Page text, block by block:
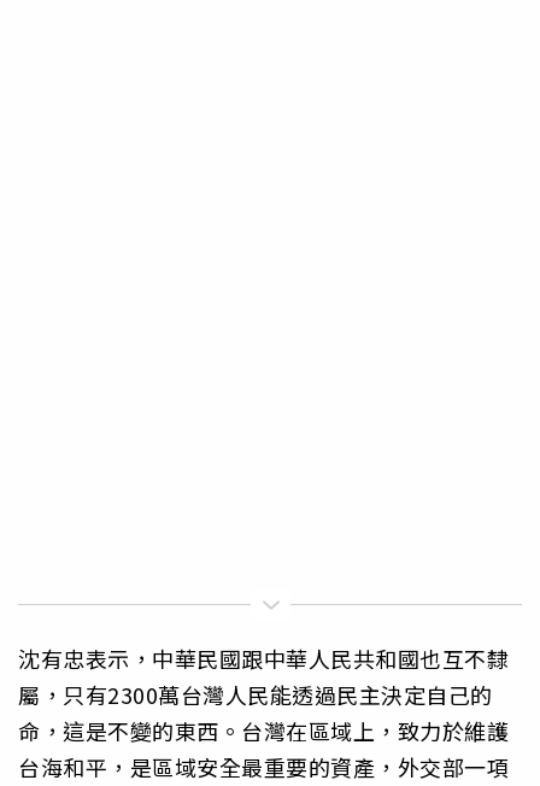
沈有忠表示，中華民國跟中華人民共和國也互不隸
屬，只有2300萬台灣人民能透過民主決定自己的
命，這是不變的東西。台灣在區域上，致力於維護
台海和平，是區域安全最重要的資產，外交部一項